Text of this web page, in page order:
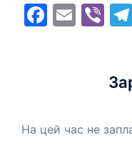
Email
На цей час не